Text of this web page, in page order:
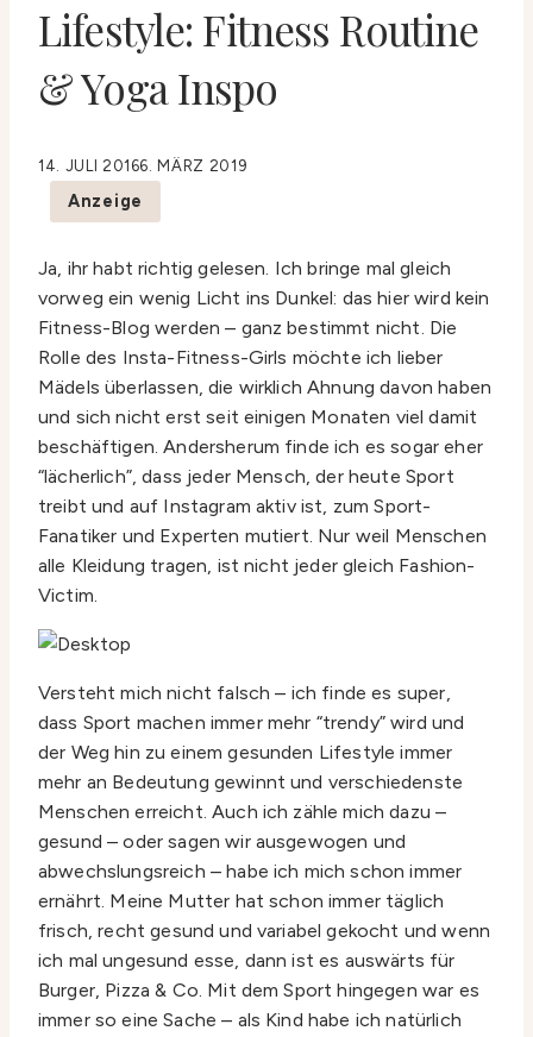
Lifestyle: Fitness Routine
& Yoga Inspo
14. JULI 20166. MÄRZ 2019
Anzeige
Ja, ihr habt richtig gelesen. Ich bringe mal gleich
vorweg ein wenig Licht ins Dunkel: das hier wird kein
Fitness-Blog werden – ganz bestimmt nicht. Die
Rolle des Insta-Fitness-Girls möchte ich lieber
Mädels überlassen, die wirklich Ahnung davon haben
und sich nicht erst seit einigen Monaten viel damit
beschäftigen. Andersherum finde ich es sogar eher
“lächerlich”, dass jeder Mensch, der heute Sport
treibt und auf Instagram aktiv ist, zum Sport-
Fanatiker und Experten mutiert. Nur weil Menschen
alle Kleidung tragen, ist nicht jeder gleich Fashion-
Victim.
Versteht mich nicht falsch – ich finde es super,
dass Sport machen immer mehr “trendy” wird und
der Weg hin zu einem gesunden Lifestyle immer
mehr an Bedeutung gewinnt und verschiedenste
Menschen erreicht. Auch ich zähle mich dazu –
gesund – oder sagen wir ausgewogen und
abwechslungsreich – habe ich mich schon immer
ernährt. Meine Mutter hat schon immer täglich
frisch, recht gesund und variabel gekocht und wenn
ich mal ungesund esse, dann ist es auswärts für
Burger, Pizza & Co. Mit dem Sport hingegen war es
immer so eine Sache – als Kind habe ich natürlich